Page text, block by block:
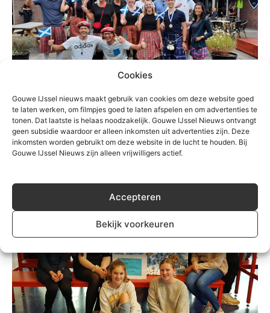
Cookies
Gouwe IJssel nieuws maakt gebruik van cookies om deze website goed
te laten werken, om filmpjes goed te laten afspelen en om advertenties te
tonen. Dat laatste is helaas noodzakelijk. Gouwe IJssel Nieuws ontvangt
geen subsidie waardoor er alleen inkomsten uit advertenties zijn. Deze
inkomsten worden gebruikt om deze website in de lucht te houden. Bij
Gouwe IJssel Nieuws zijn alleen vrijwilligers actief.
Accepteren
Bekijk voorkeuren
Algemeen
Schotse taferelen tijdens de Highland
Games van het Comenius College